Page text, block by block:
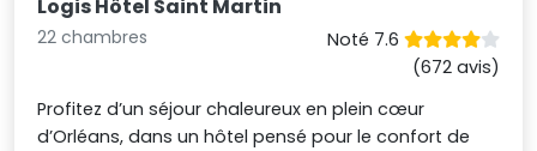
Logis Hôtel Saint Martin
22 chambres
Noté 7.6
(672 avis)
Profitez d’un séjour chaleureux en plein cœur
d’Orléans, dans un hôtel pensé pour le confort de